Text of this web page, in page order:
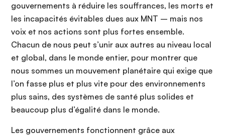
gouvernements à réduire les souffrances, les morts et
les incapacités évitables dues aux MNT – mais nos
voix et nos actions sont plus fortes ensemble.
Chacun de nous peut s’unir aux autres au niveau local
et global, dans le monde entier, pour montrer que
nous sommes un mouvement planétaire qui exige que
l’on fasse plus et plus vite pour des environnements
plus sains, des systèmes de santé plus solides et
beaucoup plus d’égalité dans le monde.
Les gouvernements fonctionnent grâce aux